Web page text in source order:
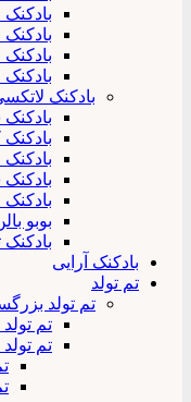
بادکنک
بادکنک
بوبو
بادکنک آرایی
تم تولد
تم تولد
تم
تم